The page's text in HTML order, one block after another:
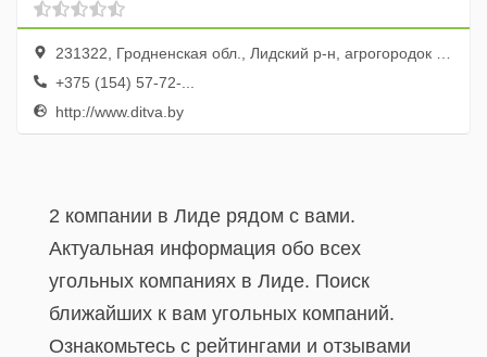
231322, Гродненская обл., Лидский р-н, агрогородок Дитва
+375 (154) 57-72-...
http://www.ditva.by
2 компании в Лиде рядом с вами.
Актуальная информация обо всех
угольных компаниях в Лиде. Поиск
ближайших к вам угольных компаний.
Ознакомьтесь с рейтингами и отзывами